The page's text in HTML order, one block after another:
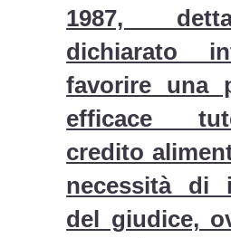
1987,
dichiarato
favorire una
efficace
credito
necessità di
del giudice,